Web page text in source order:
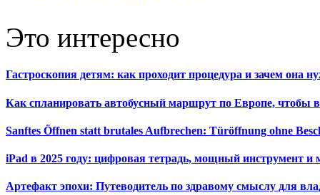
Это интересно
Гастроскопия детям: как проходит процедура и зачем она
Как спланировать автобусный маршрут по Европе, чтобы
Sanftes Öffnen statt brutales Aufbrechen: Türöffnung ohne
iPad в 2025 году: цифровая тетрадь, мощный инструмент и
Артефакт эпохи: Путеводитель по здравому смыслу для